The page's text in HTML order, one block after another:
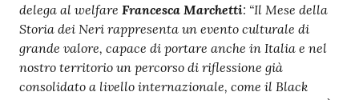
delega al welfare Francesca Marchetti: “Il Mese della
Storia dei Neri rappresenta un evento culturale di
grande valore, capace di portare anche in Italia e nel
nostro territorio un percorso di riflessione già
consolidato a livello internazionale, come il Black